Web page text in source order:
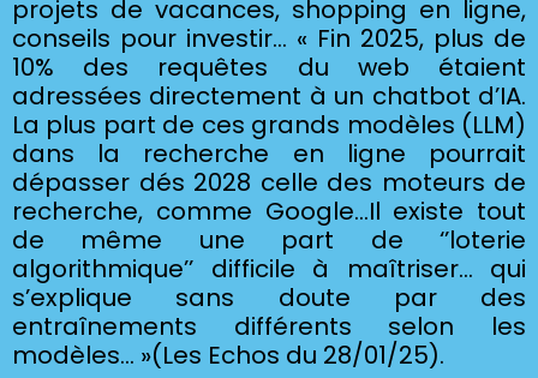
projets de vacances, shopping en ligne,
conseils pour investir… « Fin 2025, plus de
10% des requêtes du web étaient
adressées directement à un chatbot d’IA.
La plus part de ces grands modèles (LLM)
dans la recherche en ligne pourrait
dépasser dés 2028 celle des moteurs de
recherche, comme Google…Il existe tout
de même une part de ‘’loterie
algorithmique’’ difficile à maîtriser… qui
s’explique sans doute par des
entraînements différents selon les
modèles… »(Les Echos du 28/01/25).